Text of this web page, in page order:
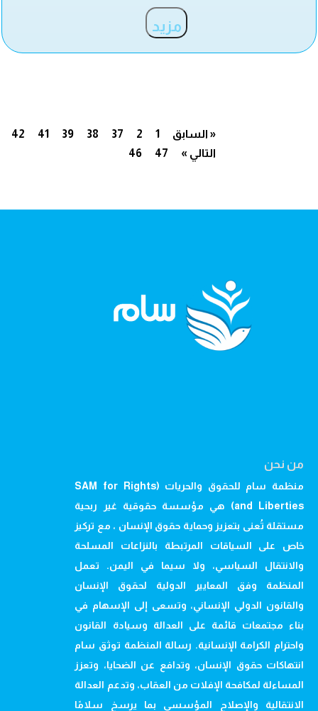
مزيد
« السابق 1
2
37
38
39
41
42
46
47 التالي »
من نحن
منظمة سام للحقوق والحريات (SAM for Rights
and Liberties) هي مؤسسة حقوقية غير ربحية
مستقلة تُعنى بتعزيز وحماية حقوق الإنسان ، مع تركيز
خاص على السياقات المرتبطة بالنزاعات المسلحة
والانتقال السياسي، ولا سيما في اليمن. تعمل
المنظمة وفق المعايير الدولية لحقوق الإنسان
والقانون الدولي الإنساني، وتسعى إلى الإسهام في
بناء مجتمعات قائمة على العدالة وسيادة القانون
واحترام الكرامة الإنسانية. رسالة المنظمة توثق سام
انتهاكات حقوق الإنسان، وتدافع عن الضحايا، وتعزز
المساءلة لمكافحة الإفلات من العقاب، وتدعم العدالة
الانتقالية والإصلاح المؤسسي بما يرسخ سلامًا